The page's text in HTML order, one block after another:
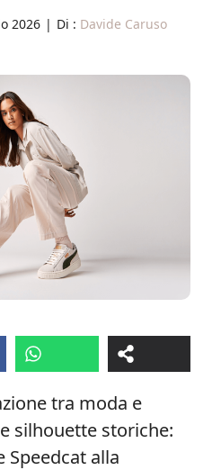
2026 | Di : Davide Caruso
tra moda e
silhouette storiche:
Speedcat alla